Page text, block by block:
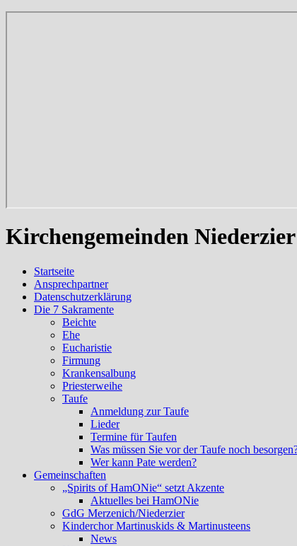
Kirchengemeinden Niederzier
Startseite
Ansprechpartner
Datenschutzerklärung
Die 7 Sakramente
Beichte
Ehe
Eucharistie
Firmung
Krankensalbung
Priesterweihe
Taufe
Anmeldung zur Taufe
Lieder
Termine für Taufen
Was müssen Sie vor der Taufe noch
Wer kann Pate werden?
Gemeinschaften
„Spirits of HamONie“ setzt Akzente
Aktuelles bei HamONie
GdG Merzenich/Niederzier
Kinderchor Martinuskids & Martinusteens
News